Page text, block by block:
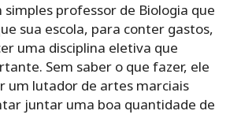
simples professor de Biologia que
sua escola, para conter gastos,
uma disciplina eletiva que
Sem saber o que fazer, ele
um lutador de artes marciais
juntar uma boa quantidade de